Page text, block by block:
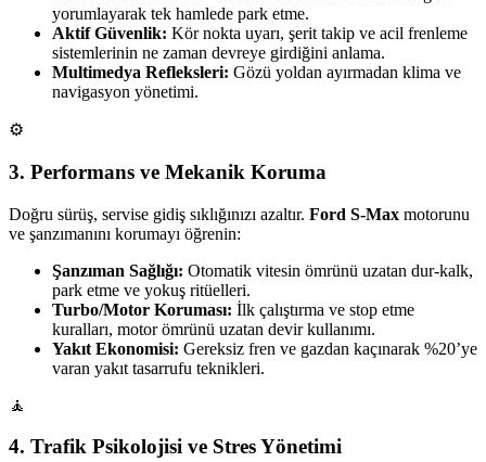
yorumlayarak tek hamlede park etme.
Aktif Güvenlik: Kör nokta uyarı, şerit takip ve acil frenleme
sistemlerinin ne zaman devreye girdiğini anlama.
Multimedya Refleksleri: Gözü yoldan ayırmadan klima ve
navigasyon yönetimi.
⚙️
3. Performans ve Mekanik Koruma
Doğru sürüş, servise gidiş sıklığınızı azaltır. Ford S-Max motorunu
ve şanzımanını korumayı öğrenin:
Şanzıman Sağlığı: Otomatik vitesin ömrünü uzatan dur-kalk,
park etme ve yokuş ritüelleri.
Turbo/Motor Koruması: İlk çalıştırma ve stop etme
kuralları, motor ömrünü uzatan devir kullanımı.
Yakıt Ekonomisi: Gereksiz fren ve gazdan kaçınarak %20’ye
varan yakıt tasarrufu teknikleri.
🧘
4. Trafik Psikolojisi ve Stres Yönetimi